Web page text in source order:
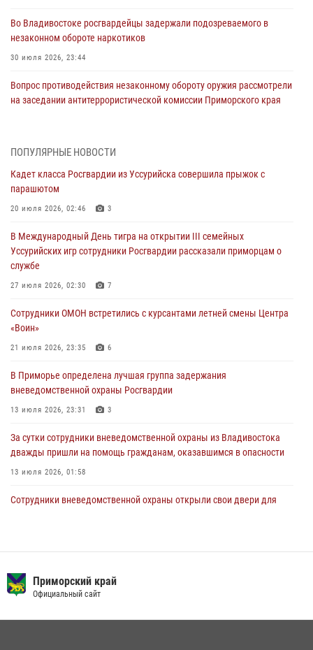
Во Владивостоке росгвардейцы задержали подозреваемого в
незаконном обороте наркотиков
30 июля 2026, 23:44
Вопрос противодействия незаконному обороту оружия рассмотрели
на заседании антитеррористической комиссии Приморского края
Во Владивостоке во дворе жилого дома сотрудники
В День Крещения Руси в Князь-Владимирском храме – Главном
ходом
28 июля 2026, 10:29
Росгвардейцы в Приморье приняли участие в молебне,
28 июля 2026, 05:39
В Международный День тигра на открытии III семейных
службе
ПОПУЛЯРНЫЕ НОВОСТИ
Кадет класса Росгвардии из Уссурийска совершила прыжок с
парашютом
20 июля 2026, 02:46 3
В Международный День тигра на открытии III семейных
Уссурийских игр сотрудники Росгвардии рассказали приморцам о
службе
27 июля 2026, 02:30 7
Сотрудники ОМОН встретились с курсантами летней смены Центра
«Воин»
21 июля 2026, 23:35 6
В Приморье определена лучшая группа задержания
вневедомственной охраны Росгвардии
13 июля 2026, 23:31 3
За сутки сотрудники вневедомственной охраны из Владивостока
дважды пришли на помощь гражданам, оказавшимся в опасности
13 июля 2026, 01:58
Сотрудники вневедомственной охраны открыли свои двери для
среди водолазов Восточного округа Росгвардии
10 июля 2026, 06:31
Приморский край
Официальный сайт